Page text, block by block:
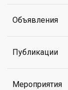
Объявления
Публикации
Мероприятия